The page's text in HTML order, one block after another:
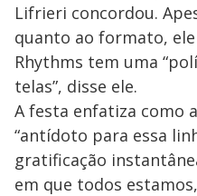
Lifrieri concordou.
quanto ao formato,
Rhythms tem uma
telas”, disse ele.
A festa enfatiza como
“antídoto para essa
gratificação
em que todos